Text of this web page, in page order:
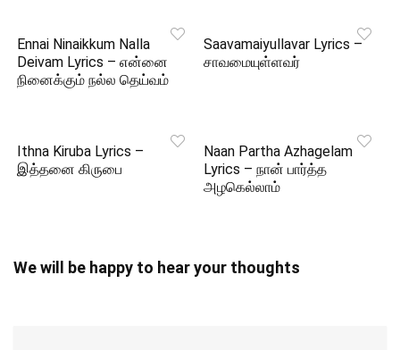
Ennai Ninaikkum Nalla
Deivam Lyrics – என்னை
நினைக்கும் நல்ல தெய்வம்
Saavamaiyullavar Lyrics –
சாவமையுள்ளவர்
Ithna Kiruba Lyrics –
இத்தனை கிருபை
Naan Partha Azhagelam
Lyrics – நான் பார்த்த
அழகெல்லாம்
We will be happy to hear your thoughts